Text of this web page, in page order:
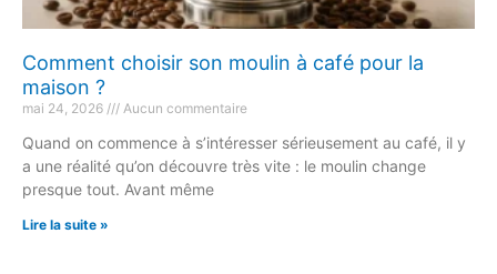
Comment choisir son moulin à café pour la
maison ?
mai 24, 2026 Aucun commentaire
Quand on commence à s’intéresser sérieusement au café, il y
a une réalité qu’on découvre très vite : le moulin change
presque tout. Avant même
Lire la suite »